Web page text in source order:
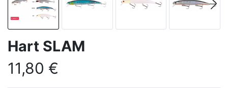
Hart SLAM
11,80 €